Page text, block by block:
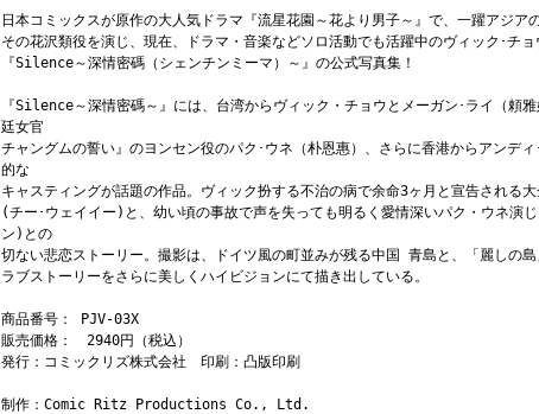
日本コミックスが原作の大人気ドラマ『流星花園～花より男子～』で、一躍アジア
その花沢類役を演じ、現在、ドラマ・音楽などソロ活動でも活躍中のヴィック･チ
『Silence～深情密碼（シェンチンミーマ）～』の公式写真集！
『Silence～深情密碼～』には、台湾からヴィック・チョウとメーガン･ライ（頼
廷女官
チャングムの誓い』のヨンセン役のパク･ウネ（朴恩惠）、さらに香港からアンデ
的な
キャスティングが話題の作品。ヴィック扮する不治の病で余命3ヶ月と宣告される
(チー･ウェイイー)と、幼い頃の事故で声を失っても明るく愛情深いパク・ウネ演
ン)との
切ない悲恋ストーリー。撮影は、ドイツ風の町並みが残る中国 青島と、「麗しの島
ラブストーリーをさらに美しくハイビジョンにて描き出している。
商品番号： PJV-03X
販売価格： 2940円（税込）
発行：コミックリズ株式会社 印刷：凸版印刷
制作：Comic Ritz Productions Co., Ltd.